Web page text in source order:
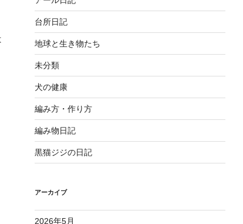
台所日記
地球と生き物たち
未分類
犬の健康
編み方・作り方
編み物日記
黒猫ジジの日記
アーカイブ
2026年5月